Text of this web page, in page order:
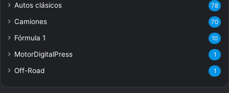
Autos clásicos 78
Camiones 70
Fórmula 1 10
MotorDigitalPress 1
Off-Road 1